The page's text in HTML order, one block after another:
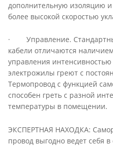
дополнительную изоляцию и
более высокой скоростью
· Управление.
кабели отличаются
управления
электрожилы греют с
Термопровод с функцией
способен греть с разной
температуры в помещении.
ЭКСПЕРТНАЯ НАХОДКА:
провод выгодно ведет себя